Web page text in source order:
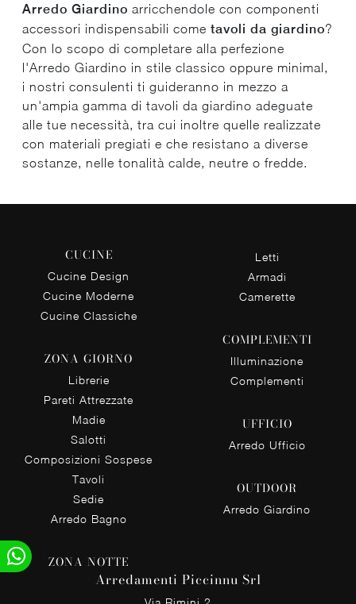
Arredo Giardino arricchendole con componenti
accessori indispensabili come tavoli da giardino?
Con lo scopo di completare alla perfezione
l'Arredo Giardino in stile classico oppure minimal,
i nostri consulenti ti guideranno in mezzo a
un'ampia gamma di tavoli da giardino adeguate
alle tue necessità, tra cui inoltre quelle realizzate
con materiali pregiati e che resistano a diverse
sostanze, nelle tonalità calde, neutre o fredde.
CUCINE
Cucine Design
Cucine Moderne
Cucine Classiche
ZONA GIORNO
Librerie
Pareti Attrezzate
Madie
Salotti
Composizioni Sospese
Tavoli
Sedie
Arredo Bagno
ZONA NOTTE
Letti
Armadi
Camerette
COMPLEMENTI
Illuminazione
Complementi
UFFICIO
Arredo Ufficio
OUTDOOR
Arredo Giardino
Arredamenti Piccinnu Srl